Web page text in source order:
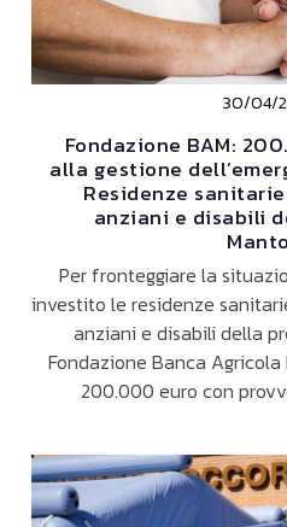
30/04/
Fondazione BAM:
alla gestione
Residenze
anziani e disabili
Per fronteggiare la
investito le residenze
anziani e disabili della
Fondazione Banca
200.000 euro con